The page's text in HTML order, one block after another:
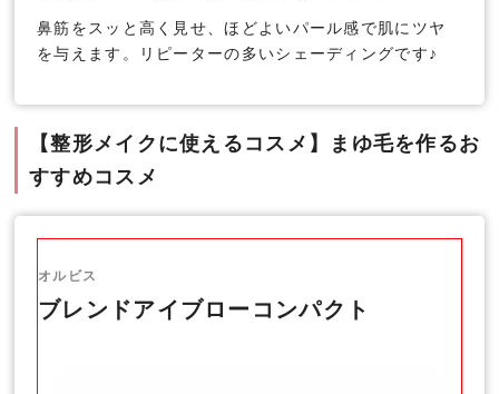
鼻筋をスッと高く見せ、ほどよいパール感で肌にツヤ
を与えます。リピーターの多いシェーディングです♪
【整形メイクに使えるコスメ】まゆ毛を作るお
すすめコスメ
オルビス
ブレンドアイブローコンパクト